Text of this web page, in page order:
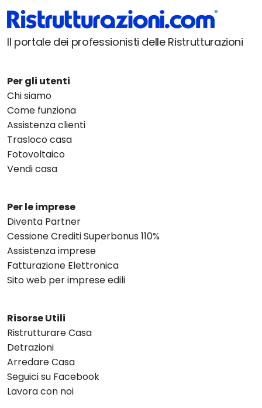
Il portale dei professionisti delle Ristrutturazioni
Per gli utenti
Chi siamo
Come funziona
Assistenza clienti
Trasloco casa
Fotovoltaico
Vendi casa
Per le imprese
Diventa Partner
Cessione Crediti Superbonus 110%
Assistenza imprese
Fatturazione Elettronica
Sito web per imprese edili
Risorse Utili
Ristrutturare Casa
Detrazioni
Arredare Casa
Seguici su Facebook
Lavora con noi